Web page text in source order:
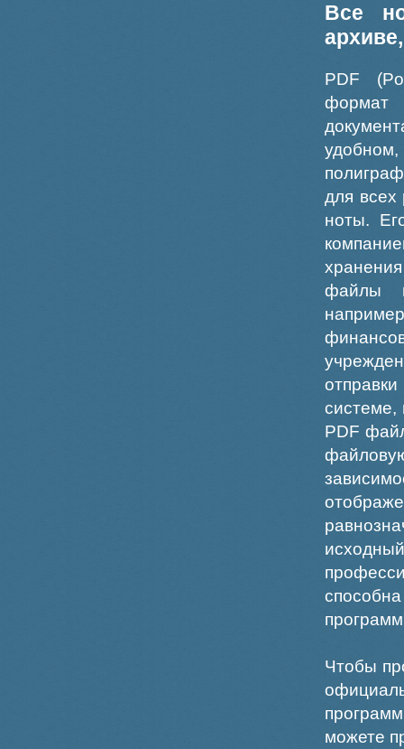
Все
PDF
формат
для всех
ноты.
файлы
системе,
PDF
Чтобы
можете